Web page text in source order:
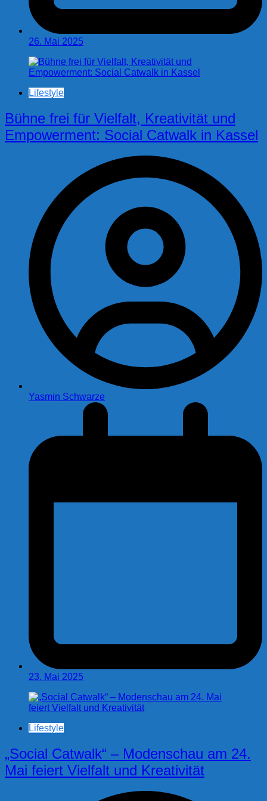
26. Mai 2025
Lifestyle
Bühne frei für Vielfalt, Kreativität und
Empowerment: Social Catwalk in Kassel
Yasmin Schwarze
23. Mai 2025
Lifestyle
„Social Catwalk“ – Modenschau am 24.
Mai feiert Vielfalt und Kreativität